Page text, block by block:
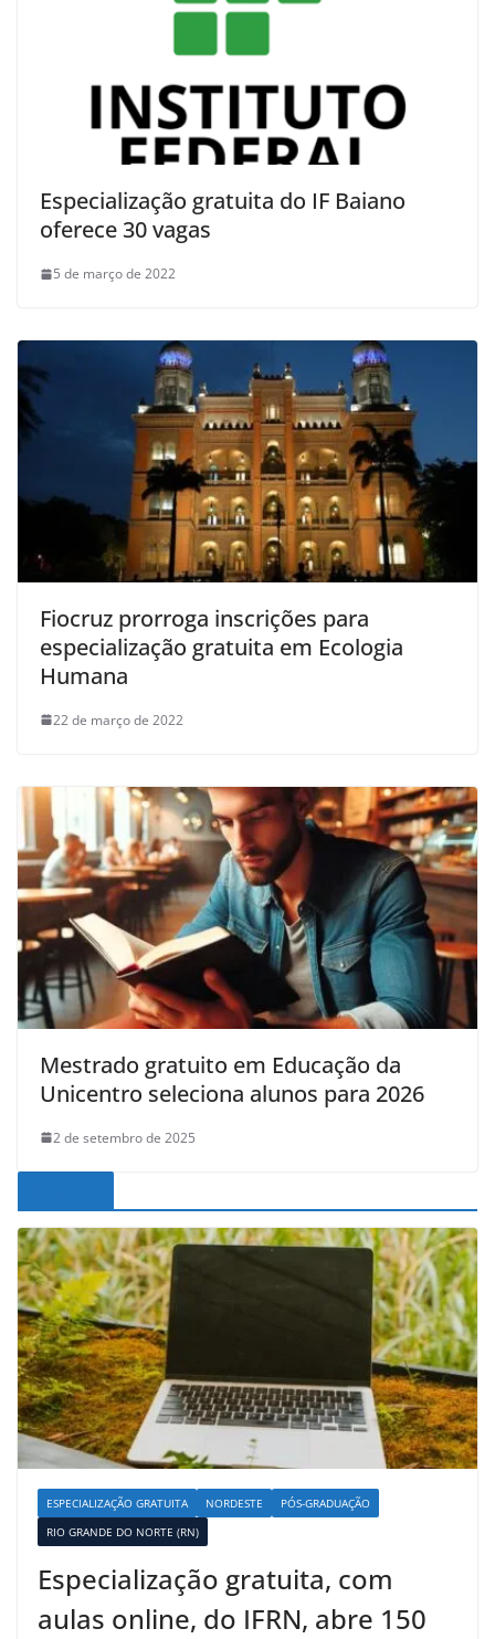
Especialização gratuita do IF Baiano
oferece 30 vagas
5 de março de 2022
Fiocruz prorroga inscrições para
especialização gratuita em Ecologia
Humana
22 de março de 2022
Mestrado gratuito em Educação da
Unicentro seleciona alunos para 2026
2 de setembro de 2025
ESPECIALIZAÇÃO GRATUITA NORDESTE
PÓS-GRADUAÇÃO
RIO GRANDE DO NORTE (RN)
Especialização gratuita, com
aulas online, do IFRN, abre 150